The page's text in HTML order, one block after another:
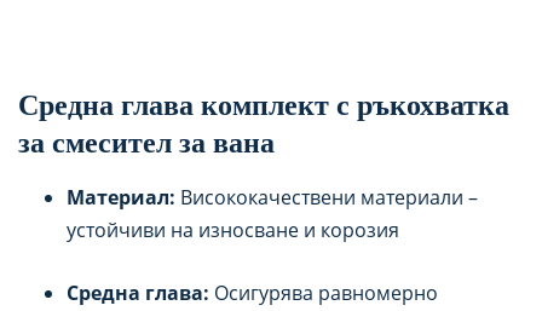
Средна глава комплект с ръкохватка
за смесител за вана
Материал: Висококачествени материали –
устойчиви на износване и корозия
Средна глава: Осигурява равномерно